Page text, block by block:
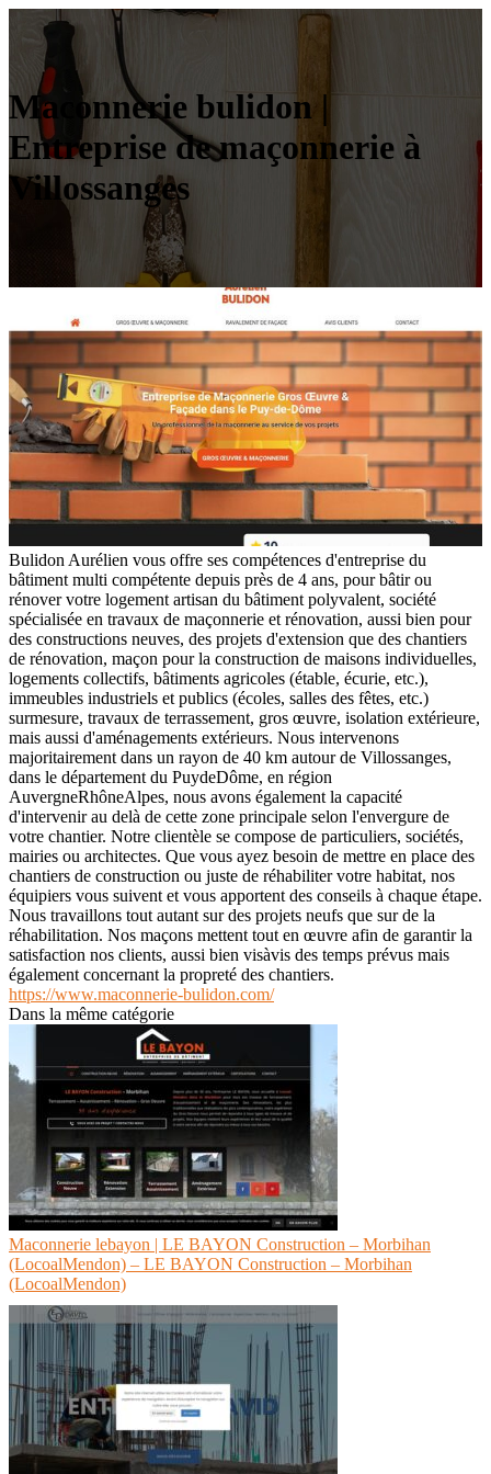
Maconnerie bulidon |
Entreprise de maçonnerie à
Vil­lossan­ges
Bulidon Aurélien vous offre ses compétences d'entreprise du
bâtiment multi compétente depuis près de 4 ans, pour bâtir ou
rénover votre logement artisan du bâtiment polyvalent, société
spécialisée en travaux de maçonnerie et rénovation, aussi bien pour
des constructions neuves, des projets d'extension que des chantiers
de rénovation, maçon pour la construction de maisons individuelles,
logements collectifs, bâtiments agricoles (étable, écurie, etc.),
immeubles industriels et publics (écoles, salles des fêtes, etc.)
surmesure, travaux de terrassement, gros œuvre, isolation extérieure,
mais aussi d'aménagements extérieurs. Nous intervenons
majoritairement dans un rayon de 40 km autour de Villossanges,
dans le département du PuydeDôme, en région
AuvergneRhôneAlpes, nous avons également la capacité
d'intervenir au delà de cette zone principale selon l'envergure de
votre chantier. Notre clientèle se compose de particuliers, sociétés,
mairies ou architectes. Que vous ayez besoin de mettre en place des
chantiers de construction ou juste de réhabiliter votre habitat, nos
équipiers vous suivent et vous apportent des conseils à chaque étape.
Nous travaillons tout autant sur des projets neufs que sur de la
réhabilitation. Nos maçons mettent tout en œuvre afin de garantir la
satisfaction nos clients, aussi bien visàvis des temps prévus mais
également concernant la propreté des chantiers.
https://www.maconnerie-bulidon.com/
Dans la même catégorie
Maconnerie lebayon | LE BAYON Construction – Morbihan
(LocoalMendon) – LE BAYON Construction – Morbihan
(LocoalMendon)